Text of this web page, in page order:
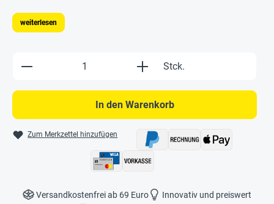
weiterlesen
Produkt Anzahl: Gib den gewünschten
Stck.
In den Warenkorb
Zum Merkzettel hinzufügen
Versandkostenfrei ab 69 Euro
Innovativ und preiswert